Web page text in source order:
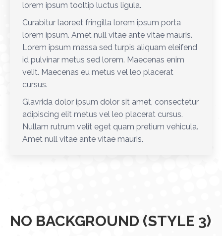
lorem ipsum tooltip luctus ligula.
Curabitur laoreet fringilla lorem ipsum porta
lorem ipsum. Amet null vitae ante vitae mauris.
Lorem ipsum massa sed turpis aliquam eleifend
id pulvinar metus sed lorem. Maecenas enim
velit. Maecenas eu metus vel leo placerat
cursus.
Glavrida dolor ipsum dolor sit amet, consectetur
adipiscing elit metus vel leo placerat cursus.
Nullam rutrum velit eget quam pretium vehicula.
Amet null vitae ante vitae mauris.
NO BACKGROUND (STYLE 3)